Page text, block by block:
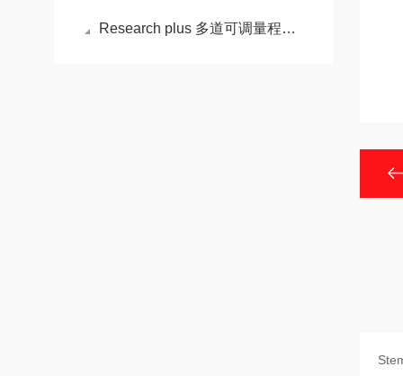
Research plus 多道可调量程移液器的操作步骤